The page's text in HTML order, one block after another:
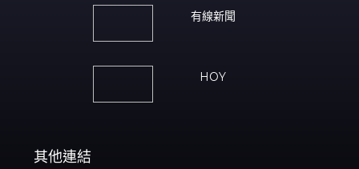
有線新聞
HOY
其他連結